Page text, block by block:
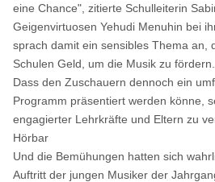
eine Chance", zitierte Schulleiterin
Geigenvirtuosen Yehudi Menuhin bei
sprach damit ein sensibles Thema an,
Schulen Geld, um die Musik zu fördern.
Dass den Zuschauern dennoch ein
Programm präsentiert werden könne,
engagierter Lehrkräfte und Eltern zu
Hörbar
Und die Bemühungen hatten sich
Auftritt der jungen Musiker der